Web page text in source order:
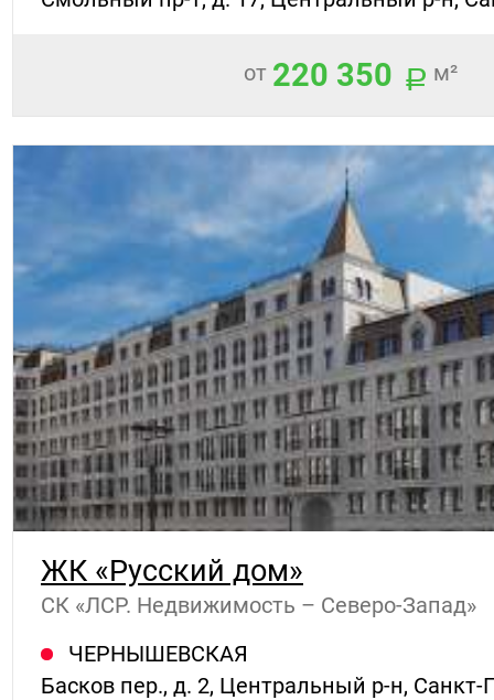
от 220 350 м²
ЖК «Русский дом»
СК «ЛСР. Недвижимость – Северо-Запад»
ЧЕРНЫШЕВСКАЯ
Басков пер., д. 2, Центральный р-н, Санкт-